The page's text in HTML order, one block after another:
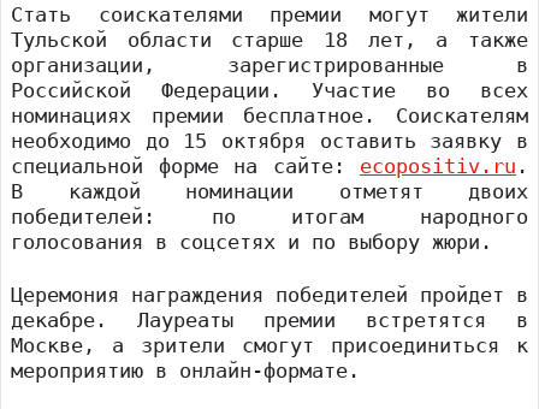
Стать соискателями премии могут жители
Тульской области старше 18 лет, а также
организации, зарегистрированные в
Российской Федерации. Участие во всех
номинациях премии бесплатное. Соискателям
необходимо до 15 октября оставить заявку в
специальной форме на сайте: ecopositiv.ru .
В каждой номинации отметят двоих
победителей: по итогам народного
голосования в соцсетях и по выбору жюри.
Церемония награждения победителей пройдет в
декабре. Лауреаты премии встретятся в
Москве, а зрители смогут присоединиться к
мероприятию в онлайн-формате.